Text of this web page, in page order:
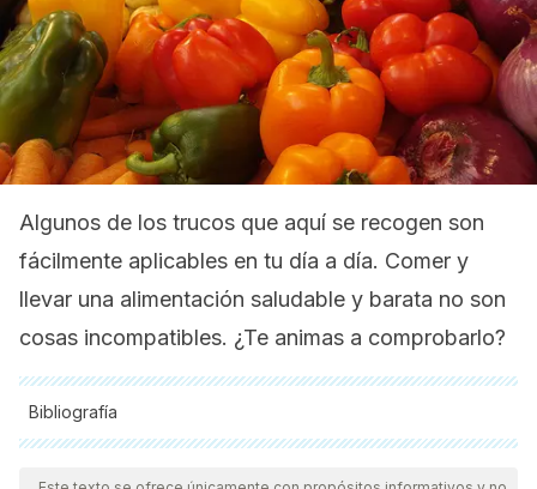
Algunos de los trucos que aquí se recogen son
fácilmente aplicables en tu día a día. Comer y
llevar una alimentación saludable y barata no son
cosas incompatibles. ¿Te animas a comprobarlo?
Bibliografía
Todas las fuentes citadas fueron revisadas a profundidad por
nuestro equipo, para asegurar su calidad, confiabilidad,